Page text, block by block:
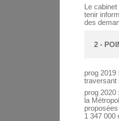
Le
tenir
des
2 -
prog 2019
traversant
prog 2020
la
1 347 000